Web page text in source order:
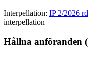
Interpellation: IP 2/2026 rd
interpellation
Hållna anföranden